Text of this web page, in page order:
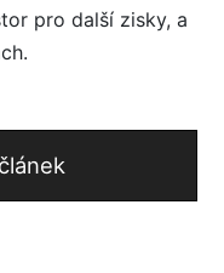
pro další zisky, a